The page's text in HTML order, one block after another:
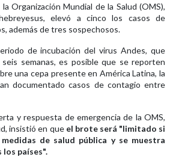
Organización Mundial de la Salud (OMS),
elevó a cinco los casos de
además de tres sospechosos.
de incubación del virus Andes, que
semanas, es posible que se reporten
una cepa presente en América Latina, la
documentado casos de contagio entre
y respuesta de emergencia de la OMS,
insistió en que el brote será "limitado si
de salud pública y se muestra
países".